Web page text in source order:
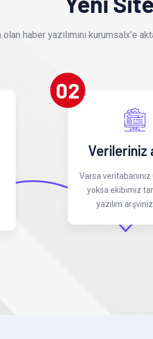
olan haber yazılımını kurumsalx'e
02
Verileriniz
Varsa
yoksa ekibimiz
yazılım arşviniz